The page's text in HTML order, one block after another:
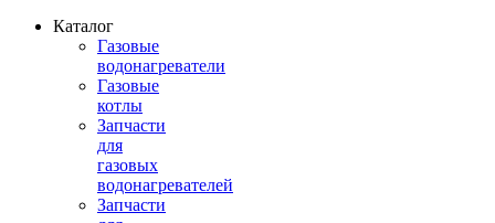
Каталог
Газовые
водонагреватели
Газовые
котлы
Запчасти
для
газовых
водонагревателей
Запчасти